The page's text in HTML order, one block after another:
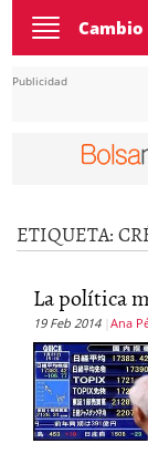
Toggle
navigation
Cambio
Publicidad
ETIQUETA:
La política
19 Feb 2014 Ana